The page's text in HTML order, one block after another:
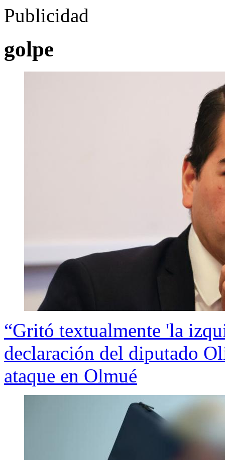
Publicidad
golpe
“Gritó textualmente 'la
declaración del diputado
ataque en Olmué